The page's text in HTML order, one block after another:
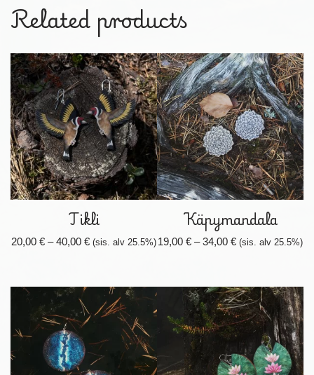
Related products
Tikli
20,00 € – 40,00 € (sis. alv 25.5%)
Käpymandala
19,00 € – 34,00 € (sis. alv 25.5%)